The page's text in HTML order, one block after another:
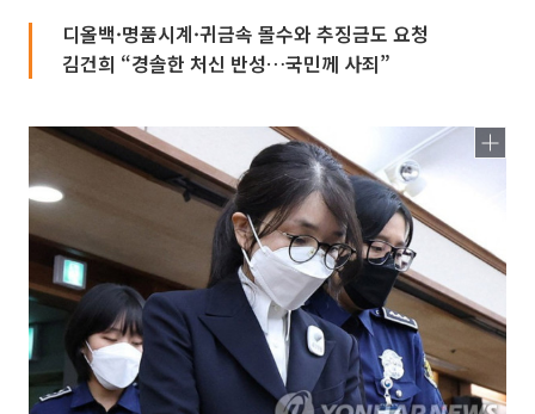
디올백·명품시계·귀금속 몰수와 추징금도 요청
김건희 “경솔한 처신 반성…국민께 사죄”